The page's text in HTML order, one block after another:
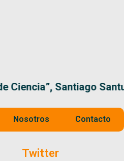
Santiago Santurio
Nosotros Contacto
Twitter